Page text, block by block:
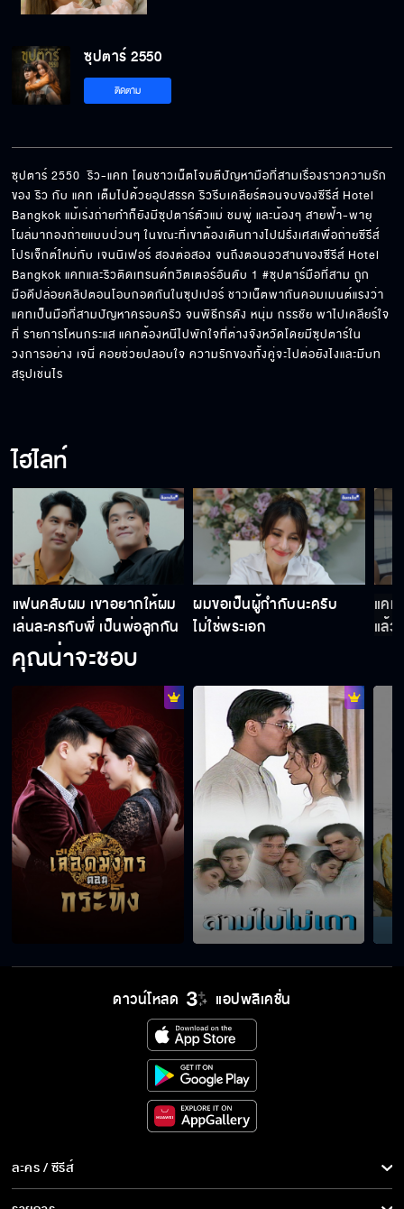
ถ้าเลือกงานนะ เราเลิกกัน
ถ้าอยากมีความสุขแบบง่าย ๆ ก็ไปหาคนอื่น
มั่นใจว่าแฟนคลับตายสงบ
ไม่อยากตัดสินใจพลาด
ถ้าย้อนเวลากลับไปได้พี่ริวจะปฏิเสธพี่แคทเหมือน
เดิมมั้ย
เราลองแยกย้ายไปทำงานของตัวเองสักพักก็น่าจะ
ดี
ผมเล่นกับพี่แอนมาแล้ว ไม่เวิร์คเลย เล่นกับพี่แค
ทดีกว่า
ถ้า เรตติ้ง ต่ำ ละครแป้ก ยังจะภูมิใจอยู่อีกมั้ย
มัน อมพระมาพูด ตรงไหนวะ
พี่ริวเมามาก ตกน้ำไปแล้ว ทำไงดีอะ
ซุปตาร์ 2550
ติดตาม
ซุปตาร์ 2550  ริว-แคท โดนชาวเน็ตโจมตีปัญหามือที่สามเรื่องราวความรัก
ของ ริว กับ แคท เต็มไปด้วยอุปสรรค ริวรีบเคลียร์ตอนจบของซีรีส์ Hotel
Bangkok แม้เร่งถ่ายทำก็ยังมีซุปตาร์ตัวแม่ ชมพู่ และน้องๆ สายฟ้า-พายุ
โผล่มากองถ่ายแบบป่วนๆ ในขณะที่เขาต้องเดินทางไปฝรั่งเศสเพื่อถ่ายซีรีส์
โปรเจ็กต์ใหม่กับ เจนนิเฟอร์ สองต่อสอง จนถึงตอนอวสานของซีรีส์ Hotel
Bangkok แคทและริวติดเทรนด์ทวิตเตอร์อันดับ 1 #ซุปตาร์มือที่สาม ถูก
มือดีปล่อยคลิปตอนโอบกอดกันในซุปเปอร์ ชาวเน็ตพากันคอมเมนต์แรงว่า
แคทเป็นมือที่สามปัญหาครอบครัว จนพิธีกรดัง หนุ่ม กรรชัย พาไปเคลียร์ใจ
ที่ รายการโหนกระแส แคทต้องหนีไปพักใจที่ต่างจังหวัดโดยมีซุปตาร์ใน
วงการอย่าง เจนี่ คอยช่วยปลอบใจ ความรักของทั้งคู่จะไปต่อยังไงและมีบท
สรุปเช่นไร
ไฮไลท์
แฟนคลับผม เขาอยากให้ผม
เล่นละครกับพี่ เป็นพ่อลูกกัน
ผมขอเป็นผู้กำกับนะครับ
ไม่ใช่พระเอก
แค
แล้ว
คุณน่าจะชอบ
ดาวน์โหลด แอปพลิเคชั่น
ละคร / ซีรีส์
ละคร/ซีรีส์